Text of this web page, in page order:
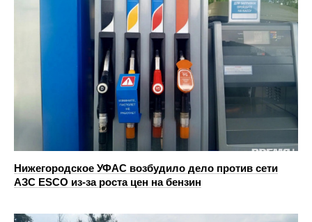
Нижегородское УФАС возбудило дело против сети
АЗС ESCO из-за роста цен на бензин